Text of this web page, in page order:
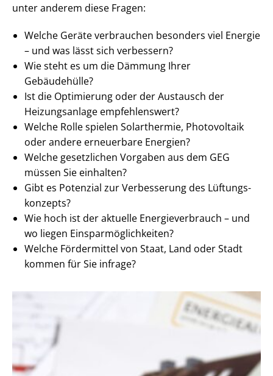
unter anderem diese Fragen:
Welche Geräte verbrauchen besonders viel Energie
– und was lässt sich verbessern?
Wie steht es um die Dämmung Ihrer
Gebäudehülle?
Ist die Optimierung oder der Austausch der
Heizungsanlage empfehlenswert?
Welche Rolle spielen Solarthermie, Photovoltaik
oder andere erneuerbare Energien?
Welche gesetzlichen Vorgaben aus dem GEG
müssen Sie einhalten?
Gibt es Potenzial zur Verbesserung des Lüf­tungs­
kon­zepts?
Wie hoch ist der aktuelle En­er­gie­ver­brauch – und
wo liegen Ein­spar­mög­lich­kei­ten?
Welche Fördermittel von Staat, Land oder Stadt
kommen für Sie infrage?